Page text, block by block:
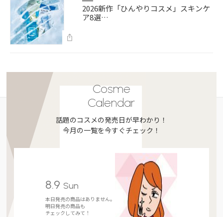
2026新作「ひんやりコスメ」スキンケ
ア8選…
Cosme
Calendar
話題のコスメの発売日が早わかり！
今月の一覧を今すぐチェック！
8.9 Sun
本日発売の商品はありません。
明日発売の商品も
チェックしてみて！